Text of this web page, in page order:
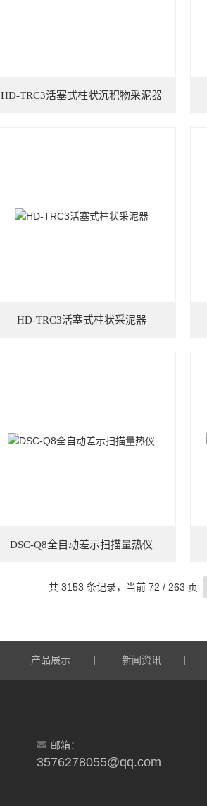
HD-TRC3活塞式柱状沉积物采泥器
HD-TRC3活塞式柱状采泥器
DSC-Q8全自动差示扫描量热仪
共 3153 条记录，当前 72 / 263 页
产品展示 新闻资讯
邮箱：
3576278055@qq.com